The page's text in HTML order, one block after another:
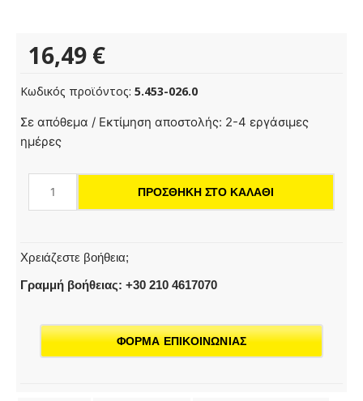
16,49 €
Κωδικός προϊόντος: 5.453-026.0
Σε απόθεμα / Εκτίμηση αποστολής: 2-4 εργάσιμες
ημέρες
Αντάπτορας
για
εργαλεία,
βιδωτός,
ποσότητα
ΠΡΟΣΘΉΚΗ ΣΤΟ ΚΑΛΆΘΙ
Χρειάζεστε βοήθεια;
Γραμμή βοήθειας: +30 210 4617070
ΦΟΡΜΑ ΕΠΙΚΟΙΝΩΝΙΑΣ